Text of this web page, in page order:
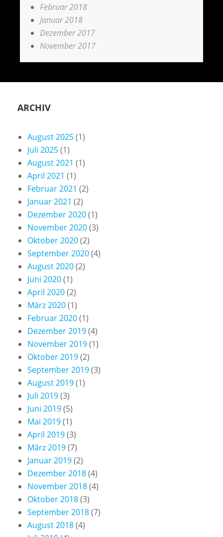
Februar 2018
Januar 2018
Dezember 2017
November 2017
ARCHIV
August 2025(1)
Juli 2025(1)
August 2021 (1)
April 2021 (1)
Februar 2021 (2)
Januar 2021 (2)
Dezember 2020(1)
November 2020(3)
Oktober 2020(2)
September 2020(4)
August 2020(2)
Juni 2020(1)
April 2020(2)
März 2020(1)
Februar 2020(1)
Dezember 2019(4)
November 2019(1)
Oktober 2019(2)
September 2019(3)
August 2019(1)
Juli 2019(3)
Juni 2019(5)
Mai 2019(1)
April 2019(3)
März 2019(7)
Januar 2019(2)
Dezember 2018(4)
November 2018(4)
Oktober 2018(3)
September 2018(7)
August 2018(4)